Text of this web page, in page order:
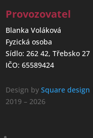
Provozovatel
Blanka Voláková
Fyzická osoba
Sídlo: 262 42, Třebsko 27
IČO: 65589424
Design bySquare design
2019 – 2026